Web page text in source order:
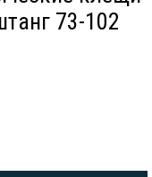
73-102